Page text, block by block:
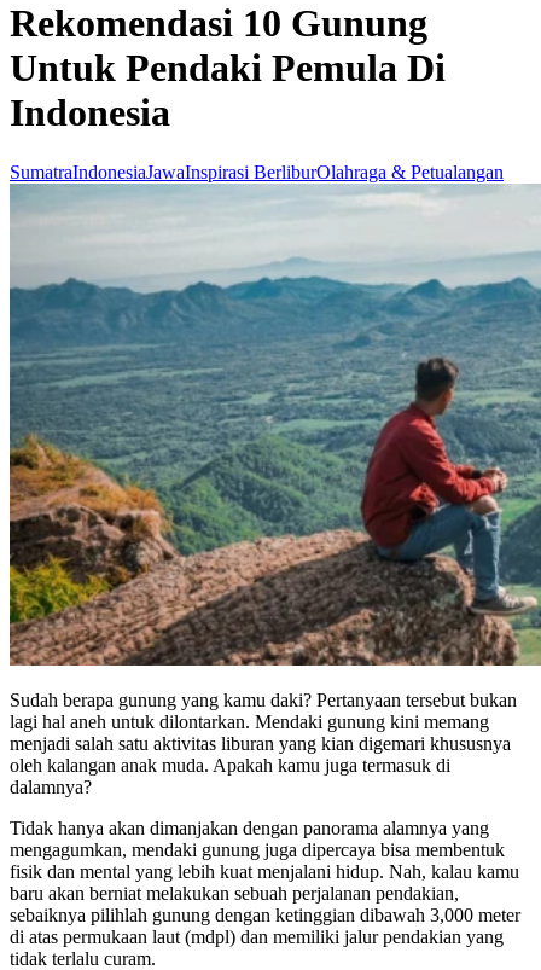
Rekomendasi 10 Gunung
Untuk Pendaki Pemula Di
Indonesia
SumatraIndonesiaJawaInspirasi BerliburOlahraga & Petualangan
Sudah berapa gunung yang kamu daki? Pertanyaan tersebut bukan
lagi hal aneh untuk dilontarkan. Mendaki gunung kini memang
menjadi salah satu aktivitas liburan yang kian digemari khususnya
oleh kalangan anak muda. Apakah kamu juga termasuk di
dalamnya?
Tidak hanya akan dimanjakan dengan panorama alamnya yang
mengagumkan, mendaki gunung juga dipercaya bisa membentuk
fisik dan mental yang lebih kuat menjalani hidup. Nah, kalau kamu
baru akan berniat melakukan sebuah perjalanan pendakian,
sebaiknya pilihlah gunung dengan ketinggian dibawah 3,000 meter
di atas permukaan laut (mdpl) dan memiliki jalur pendakian yang
tidak terlalu curam.